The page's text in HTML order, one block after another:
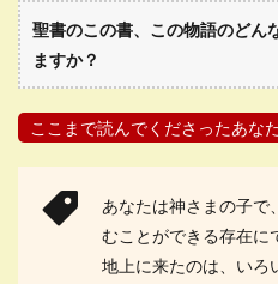
聖書のこの書、この物語のどん
ますか？
ここまで読んでくださったあな
あなたは神さまの子で
むことができる存在に
地上に来たのは、いろ